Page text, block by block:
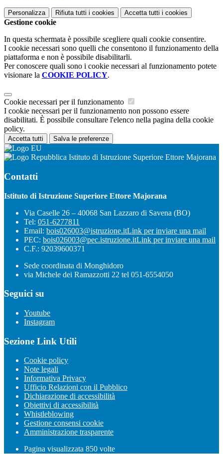
Personalizza Rifiuta tutti i cookies Accetta tutti i cookies
Gestione cookie
In questa schermata è possibile scegliere quali cookie consentire.
I cookie necessari sono quelli che consentono il funzionamento della
piattaforma e non è possibile disabilitarli.
Per conoscere quali sono i cookie necessari al funzionamento potete
visionare la COOKIE POLICY.
Cookie necessari per il funzionamento
I cookie necessari per il funzionamento non possono essere
disabilitati. È possibile consultare l'elenco nella pagina della cookie
policy.
Accetta tutti Salva le preferenze
Istituto di Istruzione Superiore Ettore Majorana
Contatti
Istituto di Istruzione Superiore Ettore Majorana
Via Caselle 26 – 40068 San Lazzaro di Savena (BO)
Tel: 051-6277811
Email: bois026003@istruzione.itLink per inviare una mail
PEC: bois026003@pec.istruzione.itLink per inviare una mail
C.F.: 92039600371
Sede coordinata di Monghidoro
via Michele dei Ramazzotti 22 tel 051-6554050
Seguici su
Youtube
Instagram
Sezione Link Utili
Cookie policy
Note legali
Informativa Privacy
Ufficio Relazioni con il Pubblico
Dichiarazione di accessibilità
Obiettivi di accessibilità
Whistleblowing
Gestione consensi cookie
Amministrazione trasparente
Pagina visualizzata 850 volte